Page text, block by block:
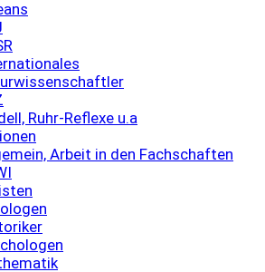
Ruhr-Reflexe u.a
Arbeit in den Fachschaften